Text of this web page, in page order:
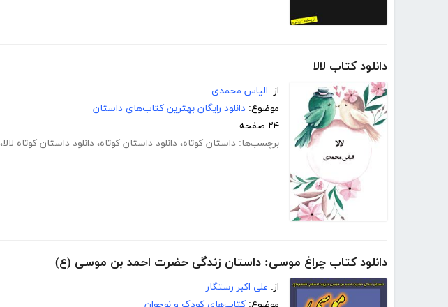
دانلود کتاب لالا
از: الیاس محمدی
موضوع: دانلود رایگان بهترین کتاب‌های داستان
۲۴ صفحه
برچسب‌ها: داستان کوتاه، دانلود داستان کوتاه، دانلود داستان کوتاه لالا،
دانلود کتاب چراغ موسی: داستان زندگی حضرت احمد بن موسی (ع)
از: علی اکبر رستگار